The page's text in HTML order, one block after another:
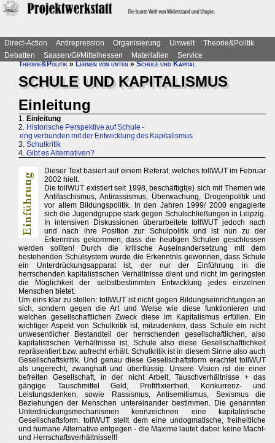
Direct-Action Antirepression Organisierung Umwelt
Theorie&Politik
Debatten
Saasen/GI/Mittelhessen Materialien
Service
Theorie&Politik»Lernen von unten»Schule und Kapital
SCHULE UND KAPITALISMUS
Einleitung
1. Einleitung
2. Historische Perspektive auf Schule -
eng verbunden mit der Entwicklung des Kapitalismus
3. Schulkritik
4. Gibt es Alternativen?
Dieser Text basiert auf einem Referat, welches tollWUT im Februar
2002 hielt.
Die tollWUT existiert seit 1998, beschäftigt(e) sich mit Themen wie
Antifaschismus, Antirassismus, Überwachung, Drogenpolitik und
vor allem Bildungspolitik. In den Jahren 1999/ 2000 engagierte
sich die Jugendgruppe stark gegen Schulschließungen in Leipzig.
In intensiven Diskussionen überarbeitete tollWUT jedoch nach
und nach ihre Position zur Schulpolitik und ist nun zu der
Erkenntnis gekommen, dass die heutigen Schulen geschlossen
werden sollten! Durch die kritische Auseinandersetzung mit dem
bestehenden Schulsystem wurde die Erkenntnis gewonnen, dass Schule
ein Unterdrückungsapparat ist, der nur der Einführung in die
herrschenden kapitalistischen Verhältnisse dient und nicht im geringsten
die Möglichkeit der selbstbestimmten Entwicklung jedes einzelnen
Menschen bietet.
Um eins klar zu stellen: tollWUT ist nicht gegen Bildungseinrichtungen an
sich, sondern gegen die Art und Weise wie diese funktionieren und
welchen gesellschaftlichen Zweck diese im Kapitalismus erfüllen. Ein
wichtiger Aspekt von Schulkritik ist, mitzudenken, dass Schule ein nicht
unwesentlicher Bestandteil der herrschenden gesellschaftlichen, also
kapitalistischen Verhältnisse ist, Schule also diese Gesellschaftlichkeit
repräsentiert bzw. aufrecht erhält. Schulkritik ist in diesem Sinne also auch
Gesellschaftskritik. Und genau diese Gesellschaftsform erachtet tollWUT
als ungerecht, zwanghaft und überflüssig. Unsere Vision ist die einer
befreiten Gesellschaft, in der nicht Arbeit, Tauschverhältnisse + das
gängige Tauschmittel Geld, Profitfixiertheit, Konkurrenz- und
Leistungsdenken, sowie Rassismus, Antisemitismus, Sexismus die
Beziehungen der Menschen untereinander bestimmen. Die genannten
Unterdrückungsmechanismen kennzeichnen eine kapitalistische
Gesellschaftsform. tollWUT stellt dem eine undogmatische, freiheitliche
und humane Alternative entgegen - die Maxime lautet dabei: keine Macht-
und Herrschaftsverhältnisse!!!